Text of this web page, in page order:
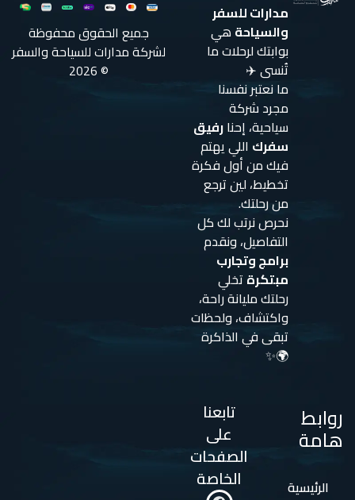
مدارات للسفر
والسياحة هي
بوابتك لرحلات ما
تُنسى ✈️
ما نعتبر نفسنا
مجرد شركة
سياحية، إحنارفيق
سفرك اللي يهتم
فيك من أول فكرة
تخطيط، لين ترجع
من رحلتك.
نحرص نرتب لك كل
التفاصيل، ونقدم
برامج وتجارب
مبتكرة تخلي
رحلتك مليانة راحة،
واكتشاف، ولحظات
تبقى في الذاكرة
🌍✨
روابط
هامة
الرئيسية
تابعنا
على
الصفحات
الخاصة
جميع الحقوق محفوظة
لشركة مدارات للسياحة والسفر
© 2026